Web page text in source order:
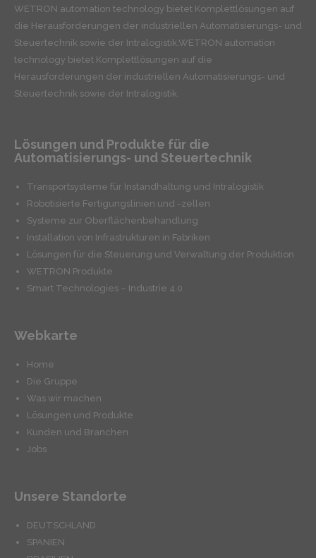
WETRON automation technology bietet Komplettlösungen auf
die Herausforderungen der industriellen Automatisierungs- und
Steuertechnik sowie der Intralogistik.WETRON automation
technology bietet Komplettlösungen auf die
Herausforderungen der industriellen Automatisierungs- und
Steuertechnik sowie der Intralogistik.
Lösungen und Produkte für die
Automatisierungs- und Steuertechnik
Transportsysteme für Instandhaltung und Intralogistik
Robotisierte Fertigungslinien und -zellen
Systeme zur Oberflächenbehandlung
Installation von Infrastrukturen in Fabriken
Lösungen für die Steuerung und Verwaltung der Produktion
WETRON Produkte
Smart Technologies – Industrie 4.0
Webkarte
Home
Die Gruppe
Was wir machen
Lösungen und Produkte
Kunden und Branchen
Jobs
Unsere Standorte
DEUTSCHLAND
SPANIEN